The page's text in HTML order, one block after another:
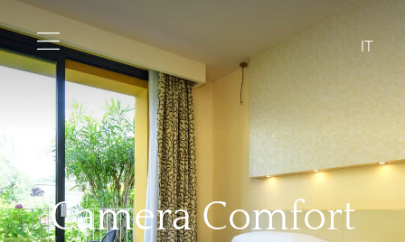
IT
Camera Comfort